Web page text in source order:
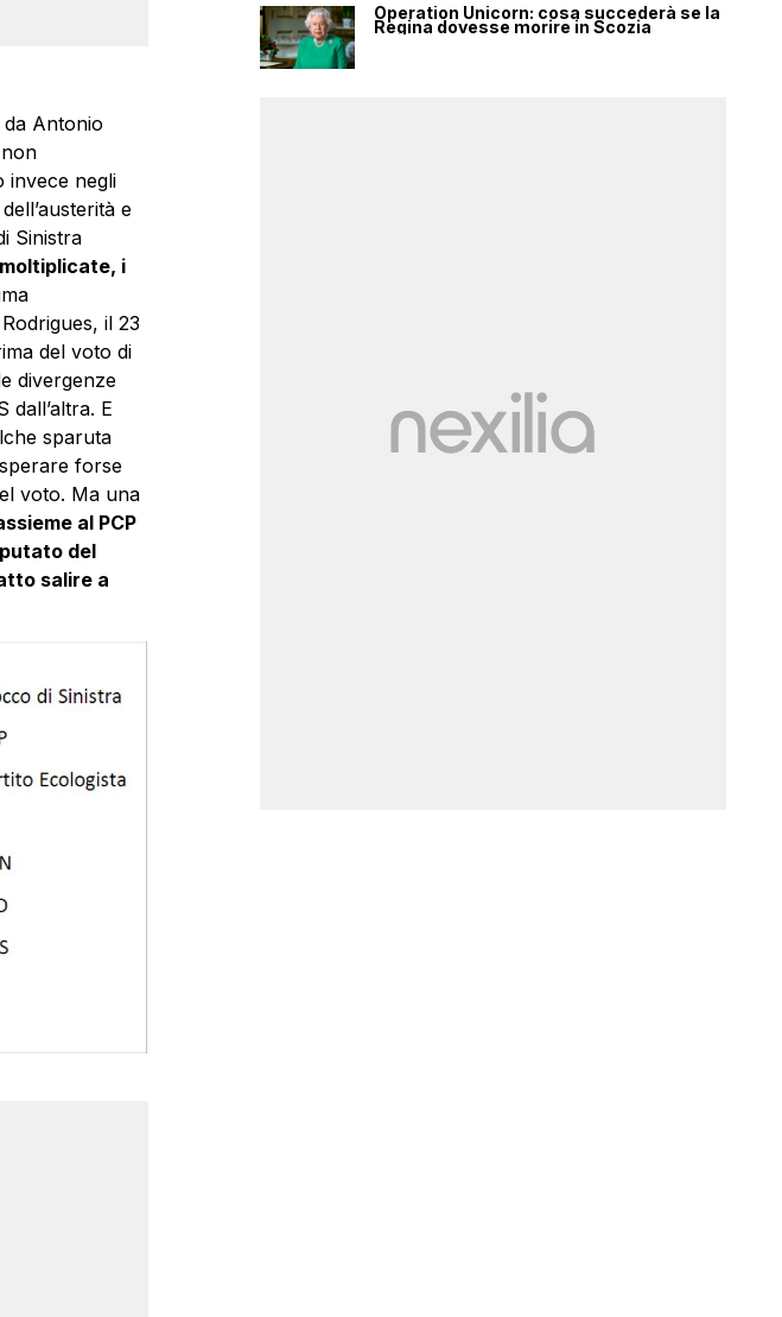
Antonio
invece negli
e
Sinistra
i
il 23
del voto di
divergenze
dall’altra. E
sparuta
forse
voto. Ma una
al PCP
del
salire a
Operation Unicorn: cosa succederà se la
Regina dovesse morire in Scozia